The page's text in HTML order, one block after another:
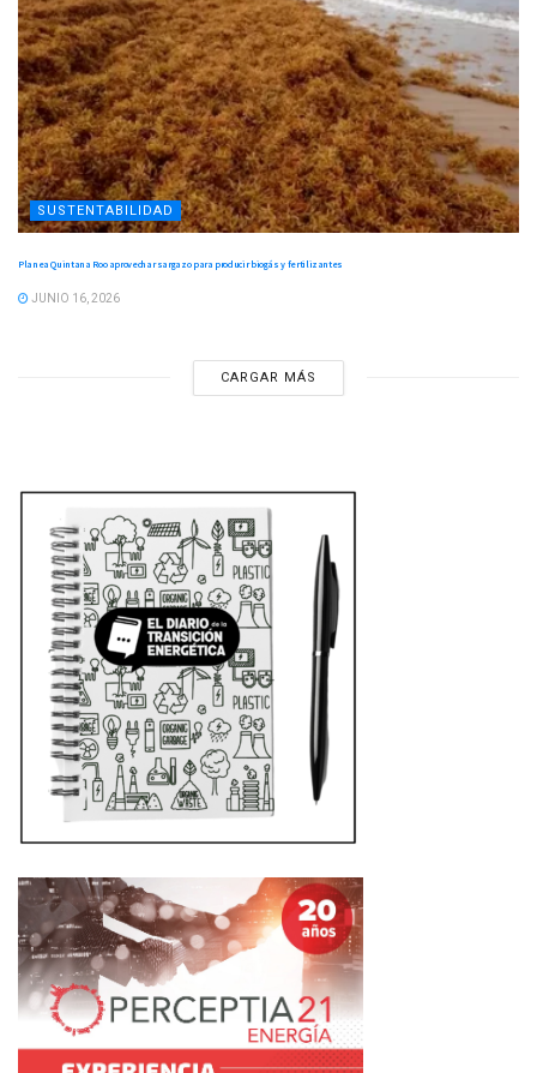
SUSTENTABILIDAD
Planea Quintana Roo aprovechar sargazo para producir biogás y fertilizantes
JUNIO 16, 2026
CARGAR MÁS